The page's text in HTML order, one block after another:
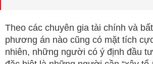
Theo các chuyên gia tài chính và
phương án nào cũng có mặt tích
nhiên, những người có ý định đầu